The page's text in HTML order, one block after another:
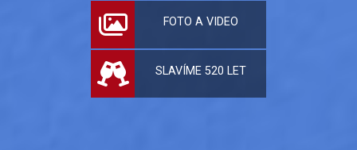
FOTO A VIDEO
SLAVÍME 520 LET